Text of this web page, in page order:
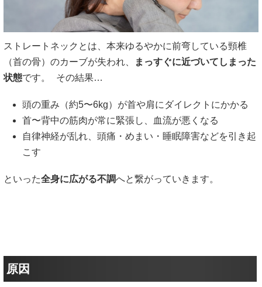
ストレートネックとは、本来ゆるやかに前弯している頸椎
（首の骨）のカーブが失われ、
まっすぐに近づいてしまった
状態です。 その結果…
頭の重み（約5〜6kg）が首や肩にダイレクトにかかる
首〜背中の筋肉が常に緊張し、血流が悪くなる
自律神経が乱れ、頭痛・めまい・睡眠障害などを引き起
こす
といった全身に広がる不調へと繋がっていきます。
原因